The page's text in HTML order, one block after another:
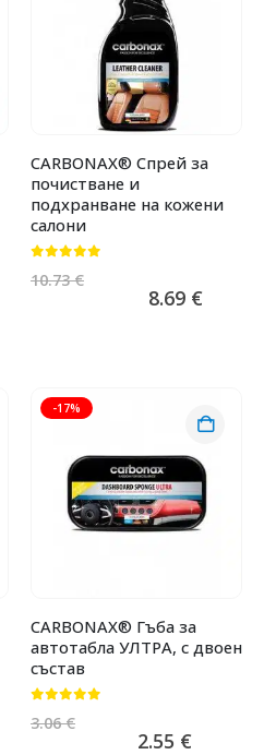
CARBONAX® Спрей за
почистване и
подхранване на кожени
салони
10.73€
8.69 €
-17%
CARBONAX® Гъба за
автотабла УЛТРА, с двоен
състав
3.06€
2.55 €